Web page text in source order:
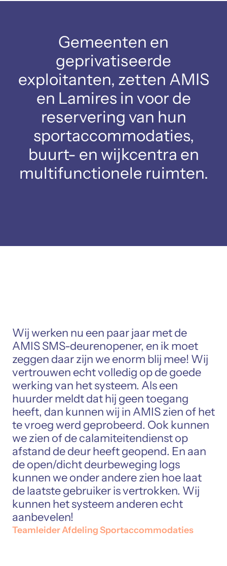
Gemeenten en
geprivatiseerde
exploitanten, zetten AMIS
en Lamires in voor de
reservering van hun
sportaccommodaties,
buurt- en wijkcentra en
multifunctionele ruimten.
Wij werken nu een paar jaar met de
AMIS SMS-deurenopener, en ik moet
zeggen daar zijn we enorm blij mee! Wij
vertrouwen echt volledig op de goede
werking van het systeem. Als een
huurder meldt dat hij geen toegang
heeft, dan kunnen wij in AMIS zien of het
te vroeg werd geprobeerd. Ook kunnen
we zien of de calamiteitendienst op
afstand de deur heeft geopend. En aan
de open/dicht deurbeweging logs
kunnen we onder andere zien hoe laat
de laatste gebruiker is vertrokken. Wij
kunnen het systeem anderen echt
aanbevelen!
Teamleider Afdeling Sportaccommodaties